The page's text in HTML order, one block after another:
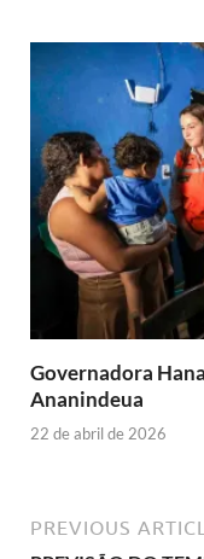
Governadora
Ananindeua
22 de abril de 2026
PREVIOUS